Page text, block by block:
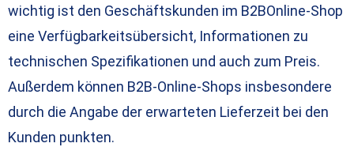
wichtig ist den Geschäftskunden im B2BOnline-Shop
eine Verfügbarkeitsübersicht, Informationen zu
technischen Spezifikationen und auch zum Preis.
Außerdem können B2B-Online-Shops insbesondere
durch die Angabe der erwarteten Lieferzeit bei den
Kunden punkten.